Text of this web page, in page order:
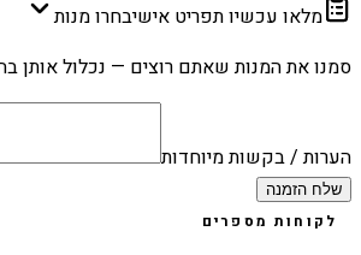
מלאו עכשיו תפריט אישיבחרו מנות
סמנו את המנות שאתם רוצים — נכלול אותן
הערות / בקשות מיוחדות
שלח הזמנה
לקוחות מספרים